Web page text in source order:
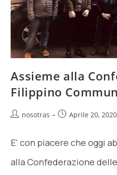
Assieme alla
Filippino
nosotras Aprile 20, 2020
E' con piacere che oggi
alla Confederazione